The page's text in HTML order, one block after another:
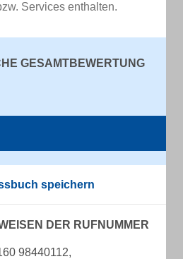
Services enthalten.
GESAMTBEWERTUNG
speichern
DER RUFNUMMER
98440112,